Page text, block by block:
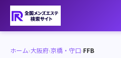
ホーム›大阪府›京橋・守口›FFB